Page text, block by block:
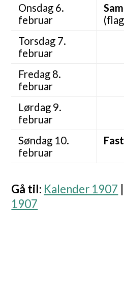
Onsdag 6.
februar
Torsdag 7.
februar
Fredag 8.
februar
Lørdag 9.
februar
Søndag 10.
februar
Gå til: Kalender 1907
1907